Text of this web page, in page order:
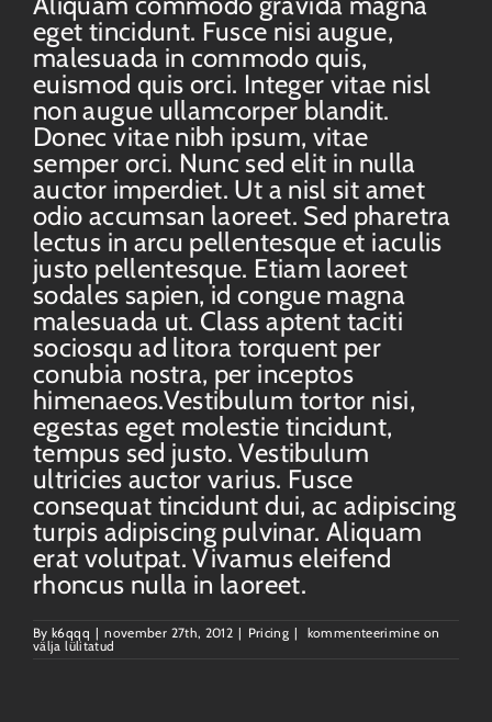
eget tincidunt. Fusce nisi augue,
malesuada in commodo quis,
euismod quis orci. Integer vitae nisl
non augue ullamcorper blandit.
Donec vitae nibh ipsum, vitae
semper orci. Nunc sed elit in nulla
auctor imperdiet. Ut a nisl sit amet
odio accumsan laoreet. Sed pharetra
lectus in arcu pellentesque et iaculis
justo pellentesque. Etiam laoreet
sodales sapien, id congue magna
malesuada ut. Class aptent taciti
sociosqu ad litora torquent per
conubia nostra, per inceptos
himenaeos.Vestibulum tortor nisi,
egestas eget molestie tincidunt,
tempus sed justo. Vestibulum
ultricies auctor varius. Fusce
consequat tincidunt dui, ac adipiscing
turpis adipiscing pulvinar. Aliquam
erat volutpat. Vivamus eleifend
rhoncus nulla in laoreet.
Byk6qqq | november 27th, 2012 | Pricing |
Fusce
kommenteerimine on
välja lülitatud